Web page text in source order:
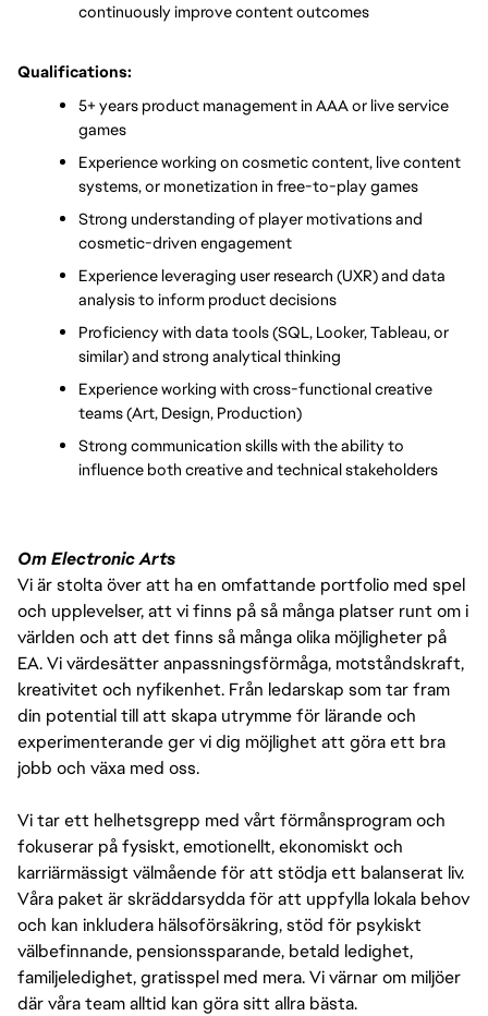
continuously improve content outcomes
Qualifications:
5+ years product management in AAA or live service
games
Experience working on cosmetic content, live content
systems, or monetization in free-to-play games
Strong understanding of player motivations and
cosmetic-driven engagement
Experience leveraging user research (UXR) and data
analysis to inform product decisions
Proficiency with data tools (SQL, Looker, Tableau, or
similar) and strong analytical thinking
Experience working with cross-functional creative
teams (Art, Design, Production)
Strong communication skills with the ability to
influence both creative and technical stakeholders
Om Electronic Arts
Vi är stolta över att ha en omfattande portfolio med spel
och upplevelser, att vi finns på så många platser runt om i
världen och att det finns så många olika möjligheter på
EA. Vi värdesätter anpassningsförmåga, motståndskraft,
kreativitet och nyfikenhet. Från ledarskap som tar fram
din potential till att skapa utrymme för lärande och
experimenterande ger vi dig möjlighet att göra ett bra
jobb och växa med oss.
Vi tar ett helhetsgrepp med vårt förmånsprogram och
fokuserar på fysiskt, emotionellt, ekonomiskt och
karriärmässigt välmående för att stödja ett balanserat liv.
Våra paket är skräddarsydda för att uppfylla lokala behov
och kan inkludera hälsoförsäkring, stöd för psykiskt
välbefinnande, pensionssparande, betald ledighet,
familjeledighet, gratisspel med mera. Vi värnar om miljöer
där våra team alltid kan göra sitt allra bästa.